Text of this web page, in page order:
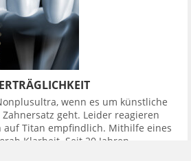
wenn es um künstliche
geht. Leider reagieren
auf Titan empfindlich. Mithilfe eines
Klarheit. Seit 20 Jahren ...